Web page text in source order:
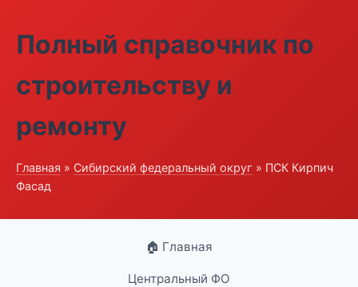
Полный справочник по
строительству и
ремонту
Главная » Сибирский федеральный округ » ПСК Кирпич
Фасад
🏠 Главная
Центральный ФО